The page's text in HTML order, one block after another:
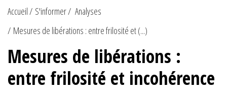
Accueil S'informer
Analyses
Mesures de libérations : entre frilosité et (...)
Mesures de libérations :
entre frilosité et incohérence